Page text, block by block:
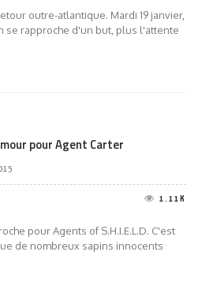
outre-atlantique. Mardi 19 janvier,
se rapproche d'un but, plus l'attente
pour Agent Carter
1.11K
pour Agents of S.H.I.E.L.D. C'est
de nombreux sapins innocents